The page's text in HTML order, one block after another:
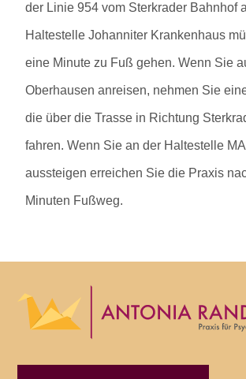
der Linie 954 vom Sterkrader Bahnhof
Haltestelle Johanniter Krankenhaus
eine Minute zu Fuß gehen. Wenn Sie
Oberhausen anreisen, nehmen Sie
die über die Trasse in Richtung
fahren. Wenn Sie an der Haltestelle
aussteigen erreichen Sie die Praxis
Minuten Fußweg.